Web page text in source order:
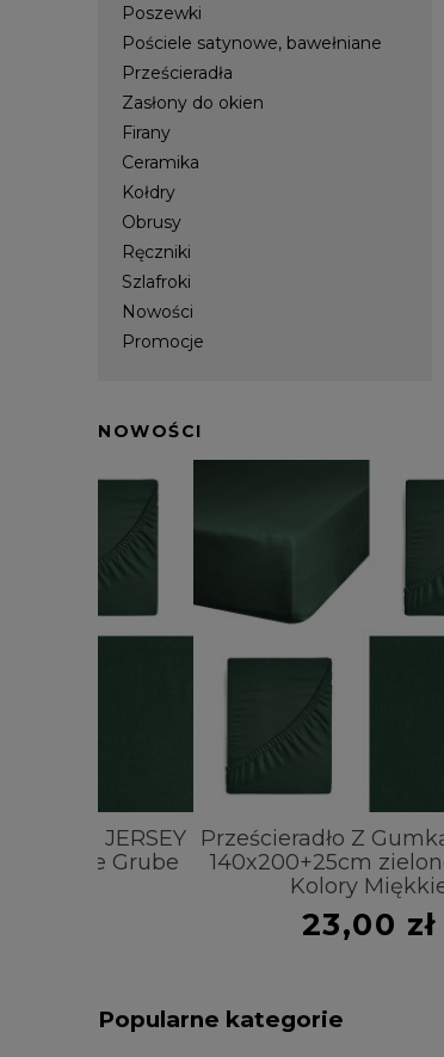
Poszewki
Pościele satynowe, bawełniane
Prześcieradła
Zasłony do okien
Firany
Ceramika
Kołdry
Obrusy
Ręczniki
Szlafroki
Nowości
Promocje
NOWOŚCI
Prześcieradło Z Gumką JERSEY
140x200+25cm zielone Grube
Kolory Miękkie
23,00 zł
Popularne kategorie